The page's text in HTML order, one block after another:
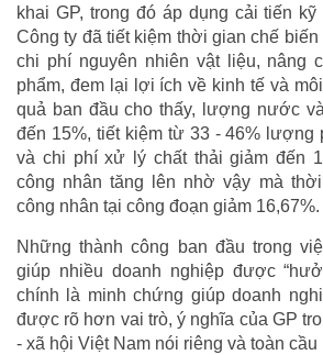
khai GP, trong đó áp dụng cải tiến kỹ
Công ty đã tiết kiệm thời gian chế
chi phí nguyên nhiên vật liệu, nâng
phẩm, đem lại lợi ích về kinh tế và
quả ban đầu cho thấy, lượng nước
đến 15%, tiết kiệm từ 33 - 46% lượng
và chi phí xử lý chất thải giảm đến
công nhân tăng lên nhờ vậy mà
công nhân tại công đoạn giảm 16,67%.
Những thành công ban đầu trong
giúp nhiều doanh nghiệp được
chính là minh chứng giúp doanh
được rõ hơn vai trò, ý nghĩa của GP
- xã hội Việt Nam nói riêng và toàn cầu